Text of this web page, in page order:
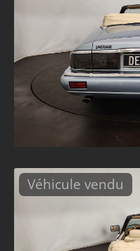
Véhicule vendu